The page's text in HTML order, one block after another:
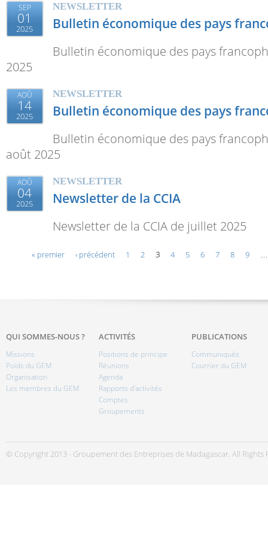
SEP
01
2025
NEWSLETTER
Bulletin économique des pays
Bulletin économique des pays
2025
AOÛ
14
2025
NEWSLETTER
Bulletin économique des pays
Bulletin économique des pays
août 2025
AOÛ
04
2025
NEWSLETTER
Newsletter de la CCIA
Newsletter de la CCIA de juillet 2025
Pages
« premier ‹ précédent 1 2 3 4 5 6 7 8 9
QUI SOMMES-NOUS ?
Missions
Poids du GEM
Organisation
Les membres du GEM
ACTIVITÉS
Positions de principe
Réunions
Agenda
Rapports d'activités
Comptes
Groupements
PUBLICATIONS
Communiqués
Courrier du GEM
© Copyright 2013 - Groupement des Entreprises de Madagascar. All Rights